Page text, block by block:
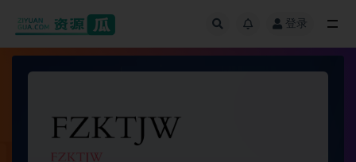
登录